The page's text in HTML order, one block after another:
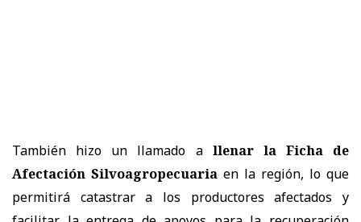
También hizo un llamado a llenar la Ficha de
Afectación Silvoagropecuaria en la región, lo que
permitirá catastrar a los productores afectados y